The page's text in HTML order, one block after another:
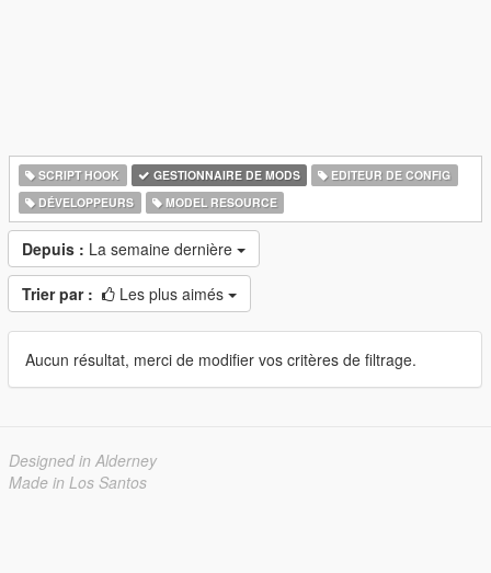
SCRIPT HOOK GESTIONNAIRE DE MODS
EDITEUR DE CONFIG
DÉVELOPPEURS
MODEL RESOURCE
Depuis : La semaine dernière
Trier par : Les plus aimés
Aucun résultat, merci de modifier vos critères de filtrage.
Designed in Alderney
Made in Los Santos